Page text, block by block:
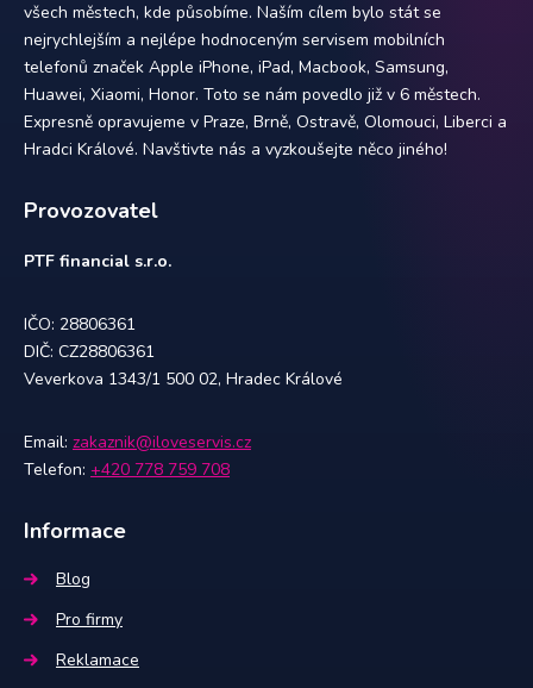
všech městech, kde působíme. Naším cílem bylo stát se
nejrychlejším a nejlépe hodnoceným servisem mobilních
telefonů značek Apple iPhone, iPad, Macbook, Samsung,
Huawei, Xiaomi, Honor. Toto se nám povedlo již v 6 městech.
Expresně opravujeme v Praze, Brně, Ostravě, Olomouci, Liberci a
Hradci Králové. Navštivte nás a vyzkoušejte něco jiného!
Provozovatel
PTF financial s.r.o.
IČO: 28806361
DIČ: CZ28806361
Veverkova 1343/1 500 02, Hradec Králové
Email: zakaznik@iloveservis.cz
Telefon: +420 778 759 708
Informace
Blog
Pro firmy
Reklamace